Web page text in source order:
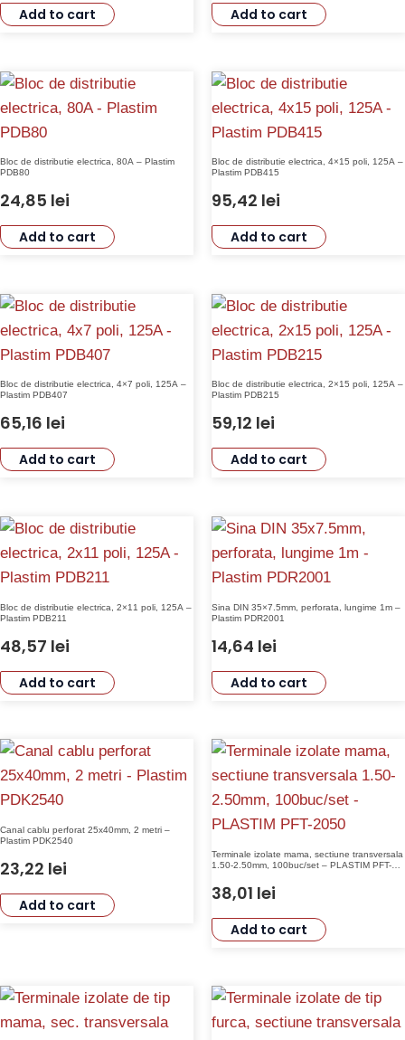
Add to cart Add to cart
Bloc de distributie electrica, 80A – Plastim
PDB80
24,85 lei
Add to cart
Bloc de distributie electrica, 4×15 poli, 125A –
Plastim PDB415
95,42 lei
Add to cart
Bloc de distributie electrica, 4×7 poli, 125A –
Plastim PDB407
65,16 lei
Add to cart
Bloc de distributie electrica, 2×15 poli, 125A –
Plastim PDB215
59,12 lei
Add to cart
Bloc de distributie electrica, 2×11 poli, 125A –
Plastim PDB211
48,57 lei
Add to cart
Sina DIN 35×7.5mm, perforata, lungime 1m –
Plastim PDR2001
14,64 lei
Add to cart
Canal cablu perforat 25x40mm, 2 metri –
Plastim PDK2540
23,22 lei
Add to cart
Terminale izolate mama, sectiune transversala
1.50-2.50mm, 100buc/set – PLASTIM PFT-
38,01 lei
Add to cart